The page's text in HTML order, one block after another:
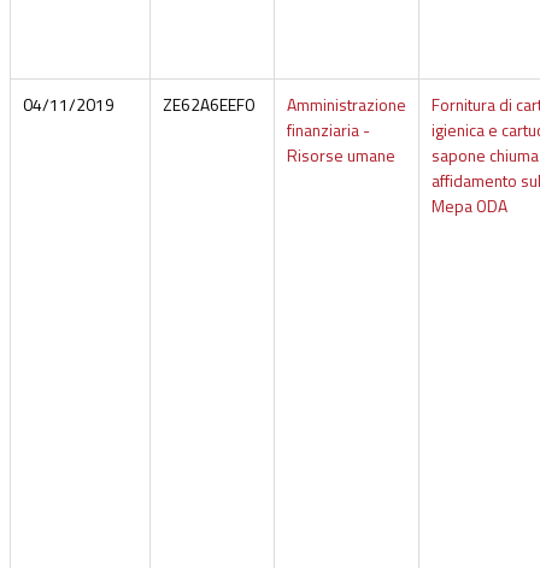
04/11/2019 ZE62A6EEF0
Amministrazione
finanziaria -
Risorse umane
Fornitura di
igienica e
sapone chiuma
affidamento sul
Mepa ODA